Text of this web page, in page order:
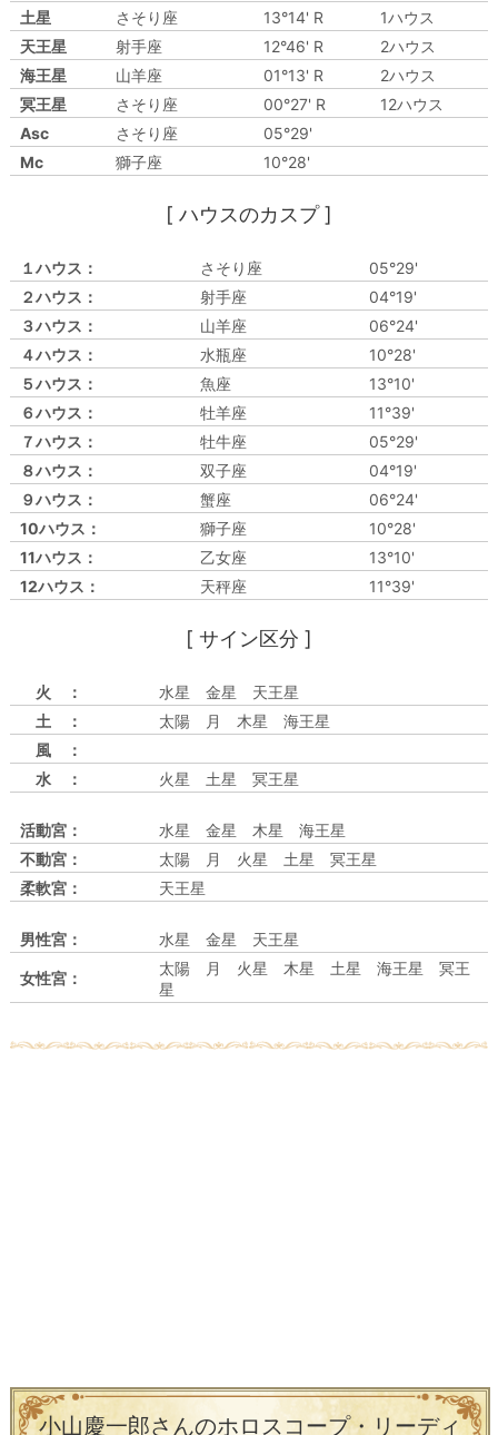
土星
さそり座 13°14' R
1ハウス
天王星
射手座 12°46' R
2ハウス
海王星
山羊座 01°13' R
2ハウス
冥王星
さそり座 00°27' R
12ハウス
Asc
さそり座
05°29'
Mc
獅子座 10°28'
[ ハウスのカスプ ]
１ハウス： さそり座
05°29'
２ハウス：
射手座
04°19'
３ハウス：
山羊座
06°24'
４ハウス：
水瓶座
10°28'
５ハウス：
魚座
13°10'
６ハウス：
牡羊座
11°39'
７ハウス：
牡牛座
05°29'
８ハウス：
双子座
04°19'
９ハウス：
蟹座
06°24'
10ハウス：
獅子座
10°28'
11ハウス：
乙女座
13°10'
12ハウス：
天秤座 11°39'
[ サイン区分 ]
火 ：
水星 金星 天王星
土 ：
太陽 月 木星 海王星
風 ：
水 ：
火星 土星 冥王星
活動宮：
水星 金星 木星 海王星
不動宮：
太陽 月 火星 土星 冥王星
柔軟宮：
天王星
男性宮： 水星 金星 天王星
女性宮：
太陽 月 火星 木星 土星 海王星 冥王
星
小山慶一郎さんのホロスコープ・リーディ